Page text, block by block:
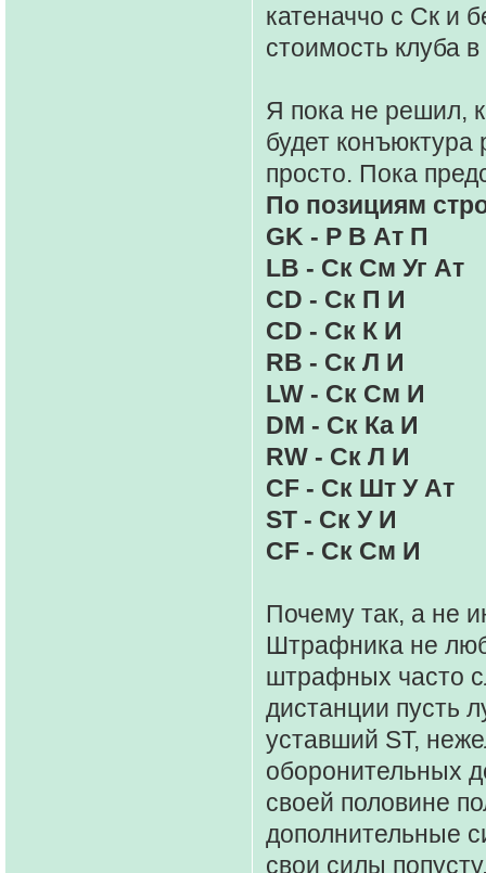
катеначчо с Ск и
стоимость клуба
Я пока не решил,
будет
просто. Пока
По позициям
GK - Р В Ат П
LB - Ск См Уг Ат
CD - Ск П И
CD - Ск К И
RB - Ск Л И
LW - Ск См И
DM - Ск Ка И
RW - Ск Л И
CF - Ск Шт У Ат
ST - Ск У И
CF - Ск См И
Почему так, а не
Штрафника не
штрафных часто
дистанции пусть
уставший ST,
оборонительных
своей половине
дополнительные
свои силы